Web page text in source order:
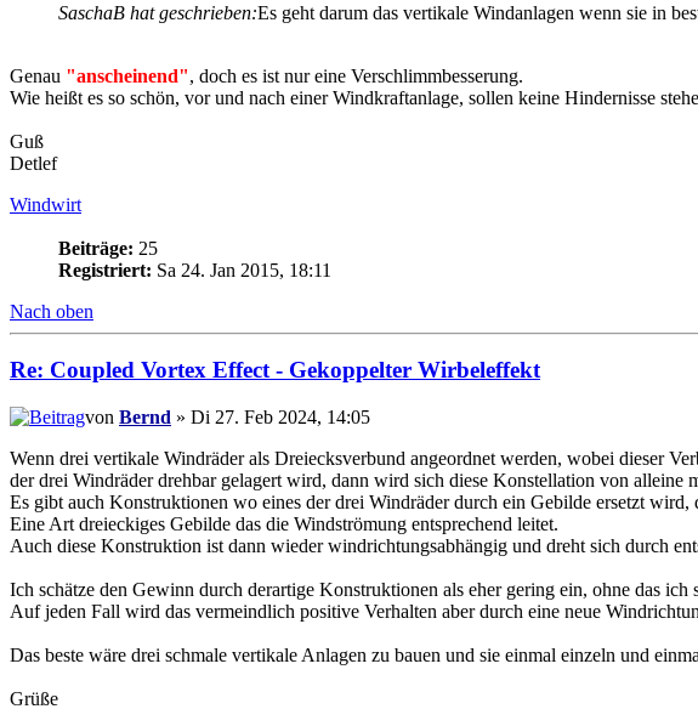
SaschaB hat geschrieben:Es geht darum das vertikale Windanlagen wenn sie in
Genau "anscheinend", doch es ist nur eine Verschlimmbesserung.
Wie heißt es so schön, vor und nach einer Windkraftanlage, sollen keine Hindernisse
Guß
Detlef
Windwirt
Beiträge: 25
Registriert: Sa 24. Jan 2015, 18:11
Nach oben
Re: Coupled Vortex Effect - Gekoppelter Wirbeleffekt
von Bernd » Di 27. Feb 2024, 14:05
Wenn drei vertikale Windräder als Dreiecksverbund angeordnet werden, wobei dieser
der drei Windräder drehbar gelagert wird, dann wird sich diese Konstellation von alleine
Es gibt auch Konstruktionen wo eines der drei Windräder durch ein Gebilde ersetzt
Eine Art dreieckiges Gebilde das die Windströmung entsprechend leitet.
Auch diese Konstruktion ist dann wieder windrichtungsabhängig und dreht sich durch
Ich schätze den Gewinn durch derartige Konstruktionen als eher gering ein, ohne das ich
Auf jeden Fall wird das vermeindlich positive Verhalten aber durch eine neue
Das beste wäre drei schmale vertikale Anlagen zu bauen und sie einmal einzeln und
Grüße